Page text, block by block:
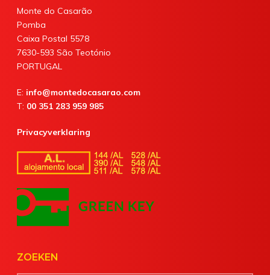
Monte do Casarão
Pomba
Caixa Postal 5578
7630-593 São Teotónio
PORTUGAL
E: info@montedocasarao.com
T: 00 351 283 959 985
Privacyverklaring
ZOEKEN